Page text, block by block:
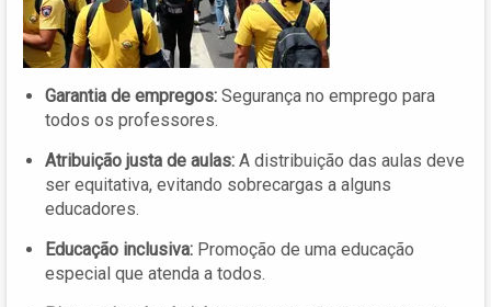
Garantia de empregos: Segurança no emprego para
todos os professores.
Atribuição justa de aulas: A distribuição das aulas deve
ser equitativa, evitando sobrecargas a alguns
educadores.
Educação inclusiva: Promoção de uma educação
especial que atenda a todos.